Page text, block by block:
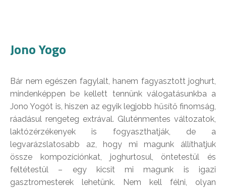
Jono Yogo
Bár nem egészen fagylalt, hanem fagyasztott joghurt,
mindenképpen be kellett tennünk válogatásunkba a
Jono Yogót is, hiszen az egyik legjobb hűsítő finomság,
ráadásul rengeteg extrával. Gluténmentes változatok,
laktózérzékenyek is fogyaszthatják, de a
legvarázslatosabb az, hogy mi magunk állíthatjuk
össze kompozíciónkat, joghurtosul, öntetestül és
feltétestül – egy kicsit mi magunk is igazi
gasztromesterek lehetünk. Nem kell félni, olyan